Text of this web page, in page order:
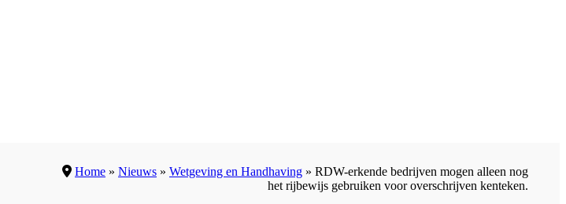
Home » Nieuws » Wetgeving en Handhaving » RDW-erkende bedrijven mogen alleen nog
het rijbewijs gebruiken voor overschrijven kenteken.